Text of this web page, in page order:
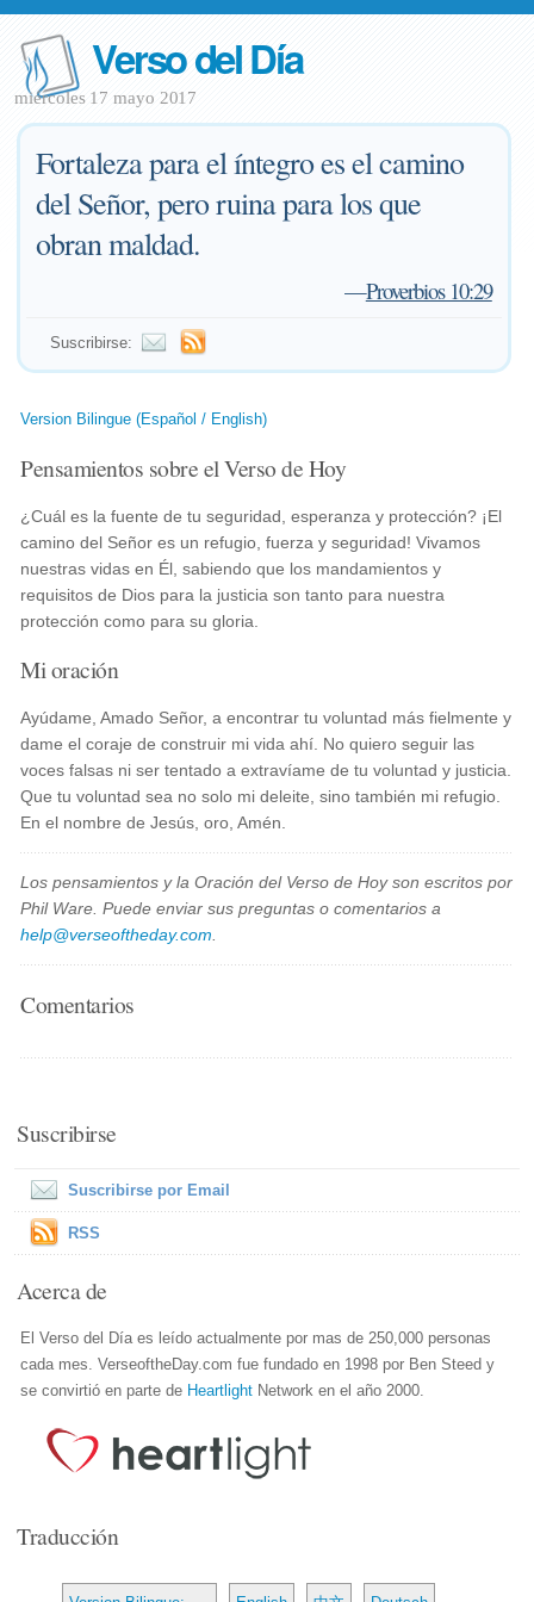
Verso del Día
miércoles 17 mayo 2017
Fortaleza para el íntegro es el camino
del Señor, pero ruina para los que
obran maldad.
—Proverbios 10:29
Suscribirse:
Version Bilingue (Español / English)
Pensamientos sobre el Verso de Hoy
¿Cuál es la fuente de tu seguridad, esperanza y protección? ¡El
camino del Señor es un refugio, fuerza y seguridad! Vivamos
nuestras vidas en Él, sabiendo que los mandamientos y
requisitos de Dios para la justicia son tanto para nuestra
protección como para su gloria.
Mi oración
Ayúdame, Amado Señor, a encontrar tu voluntad más fielmente y
dame el coraje de construir mi vida ahí. No quiero seguir las
voces falsas ni ser tentado a extravíame de tu voluntad y justicia.
Que tu voluntad sea no solo mi deleite, sino también mi refugio.
En el nombre de Jesús, oro, Amén.
Los pensamientos y la Oración del Verso de Hoy son escritos por
Phil Ware. Puede enviar sus preguntas o comentarios a
help@verseoftheday.com
Comentarios
Suscribirse
Suscribirse por Email
RSS
Acerca de
El Verso del Día es leído actualmente por mas de 250,000 personas
cada mes. VerseoftheDay.com fue fundado en 1998 por Ben Steed y
se convirtió en parte de Heartlight Network en el año 2000.
Traducción